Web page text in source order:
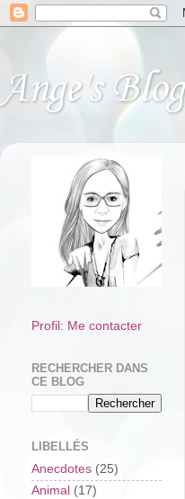
Ange's Blog
Profil: Me contacter
RECHERCHER DANS
CE BLOG
LIBELLÉS
Anecdotes (25)
Animal (17)